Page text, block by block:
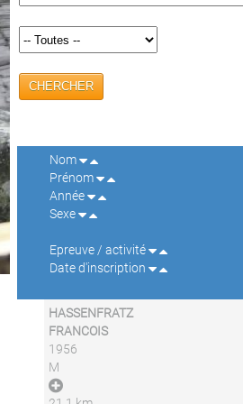
CHERCHER
Nom
Prénom
Année
Sexe
Epreuve / activité
Date d'inscription
HASSENFRATZ
FRANCOIS
1956
M